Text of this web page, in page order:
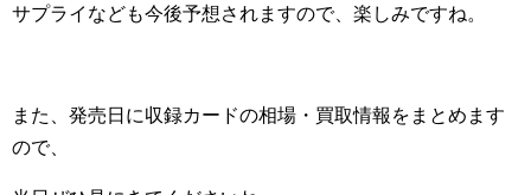
サプライなども今後予想されますので、楽しみですね。
また、発売日に収録カードの相場・買取情報をまとめます
ので、